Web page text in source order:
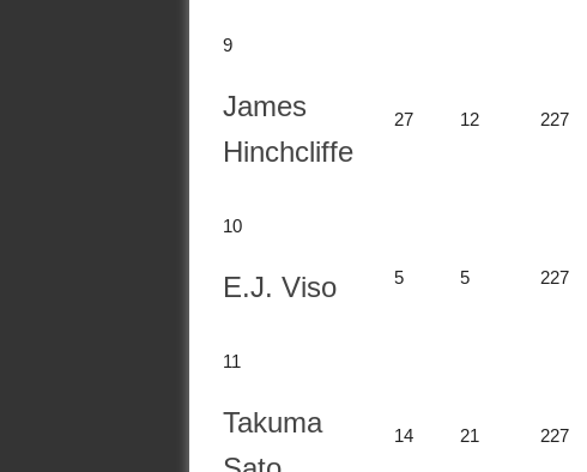
9
James
Hinchcliffe
27 12 227
10
E.J. Viso 5 5 227
11
Takuma
14 21 227